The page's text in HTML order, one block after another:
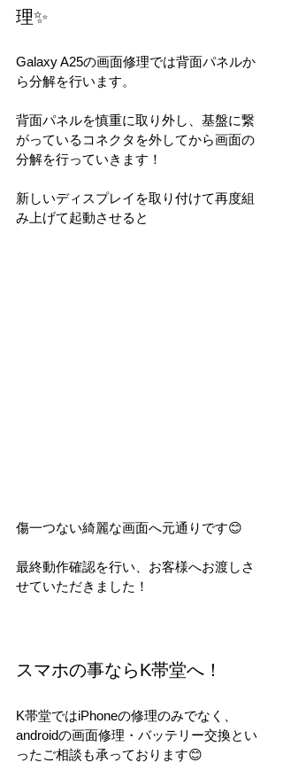
理✨
Galaxy A25の画面修理では背面パネルか
ら分解を行います。
背面パネルを慎重に取り外し、基盤に繋
がっているコネクタを外してから画面の
分解を行っていきます！
新しいディスプレイを取り付けて再度組
み上げて起動させると
傷一つない綺麗な画面へ元通りです😊
最終動作確認を行い、お客様へお渡しさ
せていただきました！
スマホの事ならK帯堂へ！
K帯堂ではiPhoneの修理のみでなく、
androidの画面修理・バッテリー交換とい
ったご相談も承っております😊